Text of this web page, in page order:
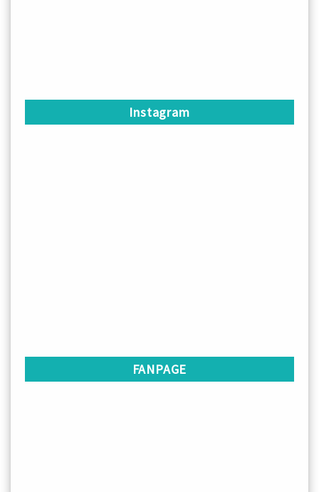
Instagram
FANPAGE